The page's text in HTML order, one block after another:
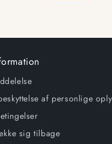
af personlige
sig tilbage